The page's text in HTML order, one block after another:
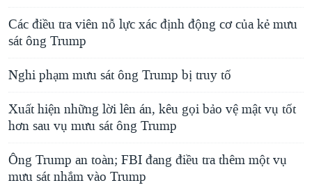
Các điều tra viên nỗ lực xác định động cơ của kẻ mưu
sát ông Trump
Nghi phạm mưu sát ông Trump bị truy tố
Xuất hiện những lời lên án, kêu gọi bảo vệ mật vụ tốt
hơn sau vụ mưu sát ông Trump
Ông Trump an toàn; FBI đang điều tra thêm một vụ
mưu sát nhắm vào Trump